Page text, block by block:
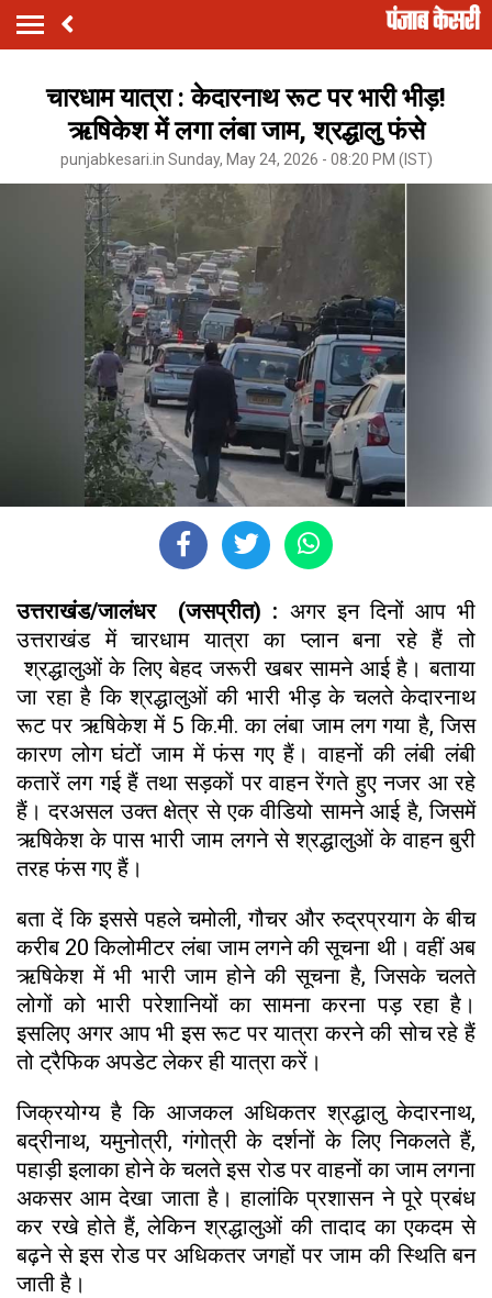
चारधाम यात्रा : केदारनाथ रूट पर भारी भीड़!
ऋषिकेश में लगा लंबा जाम, श्रद्धालु फंसे
punjabkesari.in Sunday, May 24, 2026 - 08:20 PM (IST)
उत्तराखंड/जालंधर (जसप्रीत) : अगर इन दिनों आप भी
उत्तराखंड में चारधाम यात्रा का प्लान बना रहे हैं तो
श्रद्धालुओं के लिए बेहद जरूरी खबर सामने आई है। बताया
जा रहा है कि श्रद्धालुओं की भारी भीड़ के चलते केदारनाथ
रूट पर ऋषिकेश में 5 कि.मी. का लंबा जाम लग गया है, जिस
कारण लोग घंटों जाम में फंस गए हैं। वाहनों की लंबी लंबी
कतारें लग गई हैं तथा सड़कों पर वाहन रेंगते हुए नजर आ रहे
हैं। दरअसल उक्त क्षेत्र से एक वीडियो सामने आई है, जिसमें
ऋषिकेश के पास भारी जाम लगने से श्रद्धालुओं के वाहन बुरी
तरह फंस गए हैं।
बता दें कि इससे पहले चमोली, गौचर और रुद्रप्रयाग के बीच
करीब 20 किलोमीटर लंबा जाम लगने की सूचना थी। वहीं अब
ऋषिकेश में भी भारी जाम होने की सूचना है, जिसके चलते
लोगों को भारी परेशानियों का सामना करना पड़ रहा है।
इसलिए अगर आप भी इस रूट पर यात्रा करने की सोच रहे हैं
तो ट्रैफिक अपडेट लेकर ही यात्रा करें।
जिक्रयोग्य है कि आजकल अधिकतर श्रद्धालु केदारनाथ,
बद्रीनाथ, यमुनोत्री, गंगोत्री के दर्शनों के लिए निकलते हैं,
पहाड़ी इलाका होने के चलते इस रोड पर वाहनों का जाम लगना
अकसर आम देखा जाता है। हालांकि प्रशासन ने पूरे प्रबंध
कर रखे होते हैं, लेकिन श्रद्धालुओं की तादाद का एकदम से
बढ़ने से इस रोड पर अधिकतर जगहों पर जाम की स्थिति बन
जाती है।